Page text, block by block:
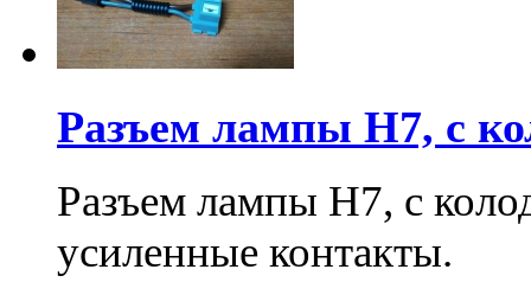
Разъем лампы H7, с
Разъем лампы H7, с
усиленные контакты.